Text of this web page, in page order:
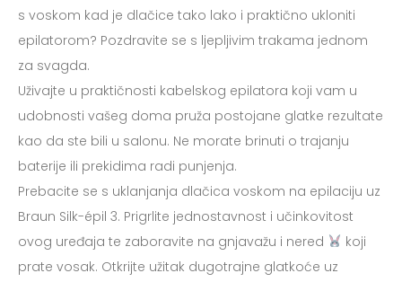
s voskom kad je dlačice tako lako i praktično ukloniti
epilatorom? Pozdravite se s ljepljivim trakama jednom
za svagda.
Uživajte u praktičnosti kabelskog epilatora koji vam u
udobnosti vašeg doma pruža postojane glatke rezultate
kao da ste bili u salonu. Ne morate brinuti o trajanju
baterije ili prekidima radi punjenja.
Prebacite se s uklanjanja dlačica voskom na epilaciju uz
Braun Silk-épil 3. Prigrlite jednostavnost i učinkovitost
ovog uređaja te zaboravite na gnjavažu i nered
koji
prate vosak. Otkrijte užitak dugotrajne glatkoće uz